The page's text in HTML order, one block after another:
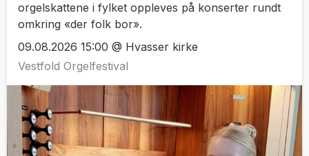
orgelskattene i fylket oppleves på konserter rundt
omkring «der folk bor».
09.08.2026 15:00 @ Hvasser kirke
Vestfold Orgelfestival